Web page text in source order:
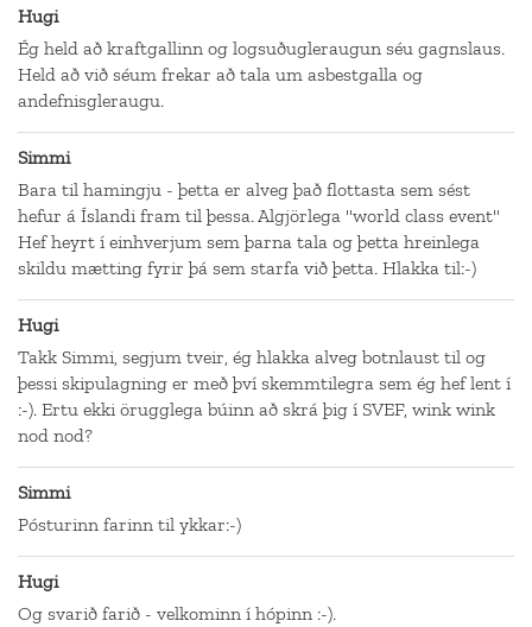
Hugi
Ég held að kraftgallinn og logsuðugleraugun séu gagnslaus.
Held að við séum frekar að tala um asbestgalla og
andefnisgleraugu.
Simmi
Bara til hamingju - þetta er alveg það flottasta sem sést
hefur á Íslandi fram til þessa. Algjörlega "world class event"
Hef heyrt í einhverjum sem þarna tala og þetta hreinlega
skildu mætting fyrir þá sem starfa við þetta. Hlakka til:-)
Hugi
Takk Simmi, segjum tveir, ég hlakka alveg botnlaust til og
þessi skipulagning er með því skemmtilegra sem ég hef lent í
:-). Ertu ekki örugglega búinn að skrá þig í SVEF, wink wink
nod nod?
Simmi
Pósturinn farinn til ykkar:-)
Hugi
Og svarið farið - velkominn í hópinn :-).